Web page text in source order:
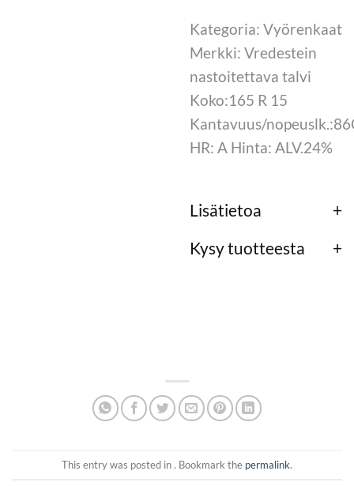
Kategoria: Vyörenkaat
Merkki: Vredestein
nastoitettava talvi
Koko:165 R 15
Kantavuus/
HR: A Hinta: ALV.24%
Lisätietoa
Kysy tuotteesta
This entry was posted in . Bookmark the permalink.